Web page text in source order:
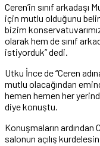
Ceren’in sınıf arkadaşı
için mutlu olduğunu
bizim
olarak hem de sınıf
istiyorduk” dedi.
Utku İnce de “Ceren
mutlu olacağından
hemen hemen her
diye konuştu.
Konuşmaların
salonun açılış